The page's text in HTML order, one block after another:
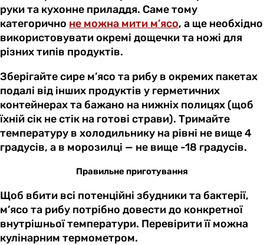
руки та кухонне приладдя. Саме тому
категорично не можна мити м’ясо, а ще необхідно
використовувати окремі дощечки та ножі для
різних типів продуктів.
Зберігайте сире м’ясо та рибу в окремих пакетах
подалі від інших продуктів у герметичних
контейнерах та бажано на нижніх полицях (щоб
їхній сік не стік на готові страви). Тримайте
температуру в холодильнику на рівні не вище 4
градусів, а в морозилці — не вище -18 градусів.
Правильне приготування
Щоб вбити всі потенційні збудники та бактерії,
м’ясо та рибу потрібно довести до конкретної
внутрішньої температури. Перевірити її можна
кулінарним термометром.